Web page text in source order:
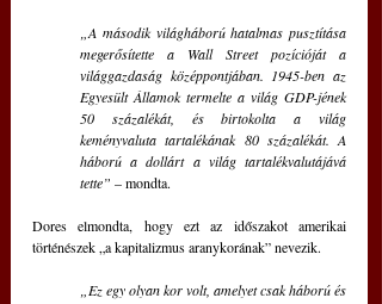
„A második világháború hatalmas pusztítása
megerősítette a Wall Street pozícióját a
világgazdaság középpontjában. 1945-ben az
Egyesült Államok termelte a világ GDP-jének
50 százalékát, és birtokolta a világ
keményvaluta tartalékának 80 százalékát. A
háború a dollárt a világ tartalékvalutájává
tette” – mondta.
Dores elmondta, hogy ezt az időszakot amerikai
történészek „a kapitalizmus aranykorának” nevezik.
„Ez egy olyan kor volt, amelyet csak háború és